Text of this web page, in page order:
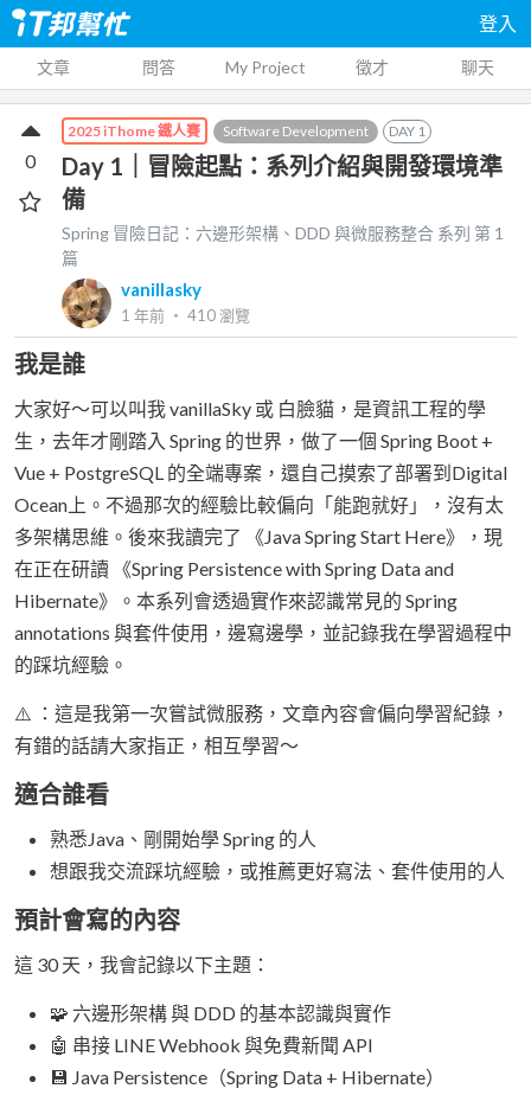
登入
文章 問答 My Project 徵才 聊天
2025 iThome 鐵人賽 Software Development DAY 1
Day 1｜冒險起點：系列介紹與開發環境準
備
Spring 冒險日記：六邊形架構、DDD 與微服務整合 系列 第 1
篇
vanillasky
1 年前 ‧ 410瀏覽
0
我是誰
大家好～可以叫我 vanillaSky 或 白臉貓，是資訊工程的學
生，去年才剛踏入 Spring 的世界，做了一個 Spring Boot +
Vue + PostgreSQL 的全端專案，還自己摸索了部署到Digital
Ocean上。不過那次的經驗比較偏向「能跑就好」，沒有太
多架構思維。後來我讀完了 《Java Spring Start Here》，現
在正在研讀 《Spring Persistence with Spring Data and
Hibernate》。本系列會透過實作來認識常見的 Spring
annotations 與套件使用，邊寫邊學，並記錄我在學習過程中
的踩坑經驗。
⚠️ ：這是我第一次嘗試微服務，文章內容會偏向學習紀錄，
有錯的話請大家指正，相互學習～
適合誰看
熟悉Java、剛開始學 Spring 的人
想跟我交流踩坑經驗，或推薦更好寫法、套件使用的人
預計會寫的內容
這 30 天，我會記錄以下主題：
🧩 六邊形架構 與 DDD 的基本認識與實作
🤖 串接 LINE Webhook 與免費新聞 API
💾 Java Persistence（Spring Data + Hibernate）